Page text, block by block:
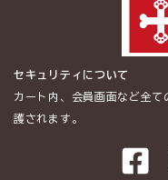
セキュリティについて
カート内、会員画面など全て
護されます。